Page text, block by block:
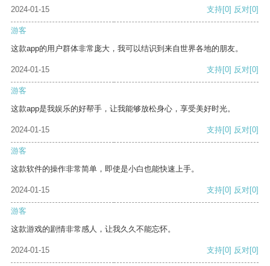
2024-01-15
支持[0] 反对[0]
游客
这款app的用户群体非常庞大，我可以结识到来自世界各地的朋友。
2024-01-15 支持[0] 反对[0]
游客
这款app是我娱乐的好帮手，让我能够放松身心，享受美好时光。
2024-01-15 支持[0] 反对[0]
游客
这款软件的操作非常简单，即使是小白也能快速上手。
2024-01-15 支持[0] 反对[0]
游客
这款游戏的剧情非常感人，让我久久不能忘怀。
2024-01-15 支持[0] 反对[0]